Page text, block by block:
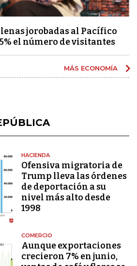
jorobadas al Pacífico
el número de visitantes
MÁS ECONOMÍA
HACIENDA
Ofensiva migratoria de
Trump lleva las órdenes
de deportación a su
nivel más alto desde
1998
COMERCIO
Aunque exportaciones
crecieron 7% en junio,